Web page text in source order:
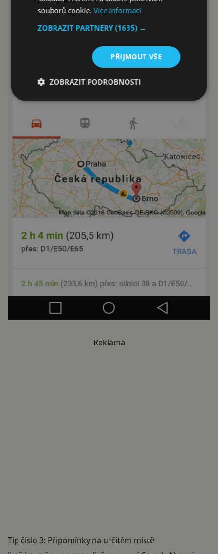
Reklama
Tip číslo 3: Připomínky na určitém místě
souborů cookie.Více informací
ZOBRAZIT PARTNERY(1635) →
PŘIJMOUT VŠE
ZOBRAZIT PODROBNOSTI